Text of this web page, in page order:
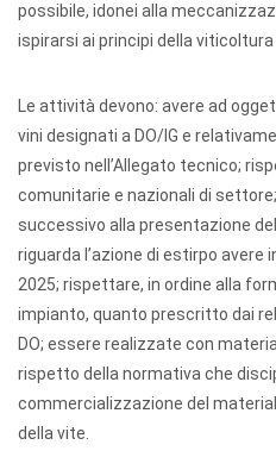
possibile, idonei alla
ispirarsi ai principi della viticoltura
Le attività devono: avere ad
vini designati a DO/IG e
previsto nell’Allegato tecnico;
comunitarie e nazionali di
successivo alla presentazione
riguarda l’azione di estirpo
2025; rispettare, in ordine alla
impianto, quanto prescritto dai
DO; essere realizzate con
rispetto della normativa che
commercializzazione del
della vite.